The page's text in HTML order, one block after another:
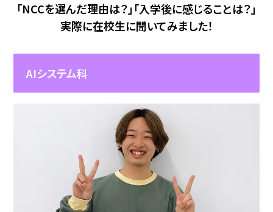
「NCCを選んだ理由は？」「入学後に感じることは？」
実際に在校生に聞いてみました！
AIシステム科